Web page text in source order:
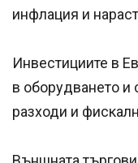
инфлация и
Инвестициите в
в оборудването и
разходи и